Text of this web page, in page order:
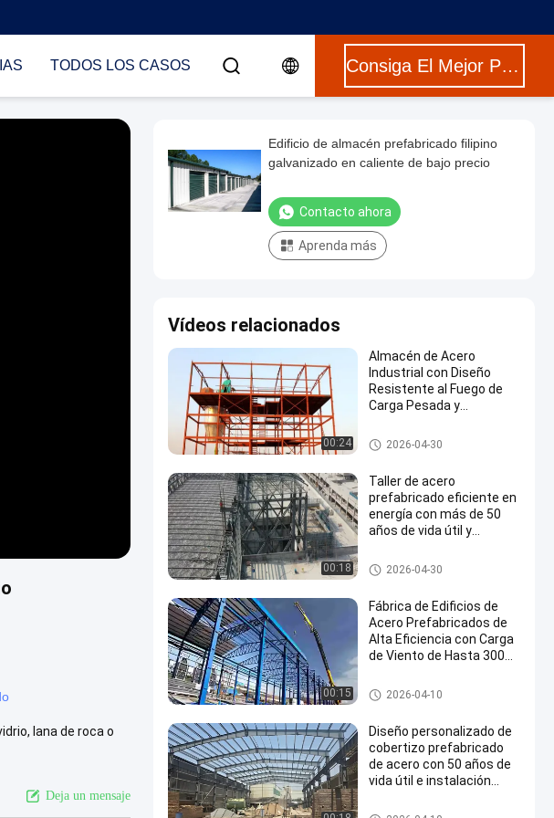
TODOS LOS CASOS Consiga El Mejor Precio
lana de roca o
Deja un mensaje
Edificio de almacén prefabricado filipino
galvanizado en caliente de bajo precio
Contacto ahora
Aprenda más
Vídeos relacionados
00:24
Almacén de Acero
Industrial con Diseño
Resistente al Fuego de
Carga Pesada y
Almacén de estructuras de ac
ero
2026-04-30
00:18
Taller de acero
prefabricado eficiente en
energía con más de 50
años de vida útil y
a la corrosión
Edificio de acero PEB
2026-04-30
00:15
Fábrica de Edificios de
Acero Prefabricados de
Alta Eficiencia con Carga
de Viento de Hasta 300
Personalizable
Almacén de estructuras de ac
ero
2026-04-10
Diseño personalizado de
cobertizo prefabricado
de acero con 50 años de
vida útil e instalación
Construcción de un cobertizo